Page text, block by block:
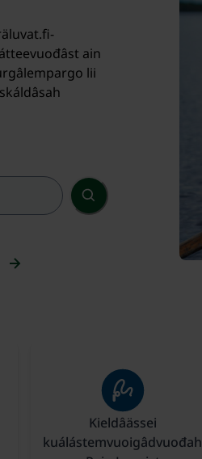
ain
lii
Kieldâässei
kuálástemvuoigâdvuođah